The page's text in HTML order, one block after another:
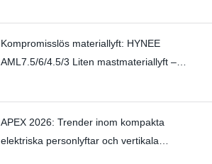
Kompromisslös materiallyft: HYNEE
AML7.5/6/4.5/3 Liten mastmateriallyft –
APEX 2026: Trender inom kompakta
elektriska personlyftar och vertikala